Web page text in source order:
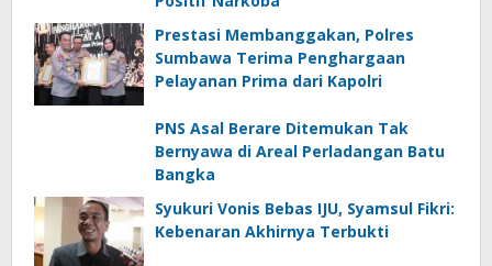
Prestasi Membanggakan, Polres
Sumbawa Terima Penghargaan
Pelayanan Prima dari Kapolri
PNS Asal Berare Ditemukan Tak
Bernyawa di Areal Perladangan Batu
Bangka
Syukuri Vonis Bebas IJU, Syamsul Fikri:
Kebenaran Akhirnya Terbukti